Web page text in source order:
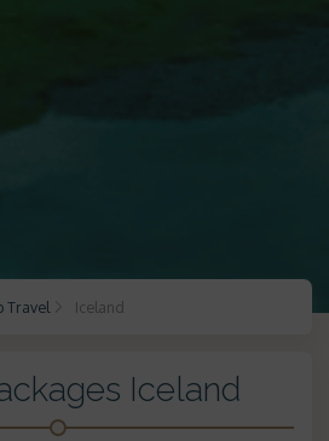
Travel Iceland
Iceland